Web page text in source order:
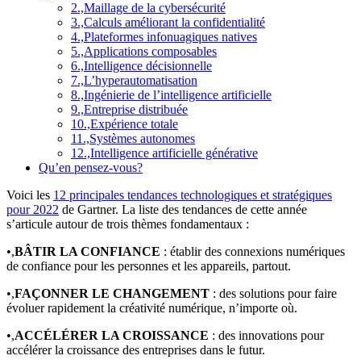
2.,Maillage de la cybersécurité
3.,Calculs améliorant la confidentialité
4.,Plateformes infonuagiques natives
5.,Applications composables
6.,Intelligence décisionnelle
7.,L’hyperautomatisation
8.,Ingénierie de l’intelligence artificielle
9.,Entreprise distribuée
10.,Expérience totale
11.,Systèmes autonomes
12.,Intelligence artificielle générative
Qu’en pensez-vous?
Voici les 12 principales tendances technologiques et stratégiques
pour 2022 de Gartner. La liste des tendances de cette année
s’articule autour de trois thèmes fondamentaux :
•,BÂTIR LA CONFIANCE : établir des connexions numériques
de confiance pour les personnes et les appareils, partout.
•,FAÇONNER LE CHANGEMENT : des solutions pour faire
évoluer rapidement la créativité numérique, n’importe où.
•,ACCÉLÉRER LA CROISSANCE : des innovations pour
accélérer la croissance des entreprises dans le futur.